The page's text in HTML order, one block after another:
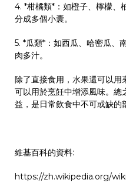
4. *柑橘類*：如橙子、檸檬、
分成多個小囊。
5. *瓜類*：如西瓜、哈密瓜、
肉多汁。
除了直接食用，水果還可以用
可以用於烹飪中增添風味。
益，是日常飲食中不可或缺的
維基百科的資料:
https://zh.wikipedia.org/